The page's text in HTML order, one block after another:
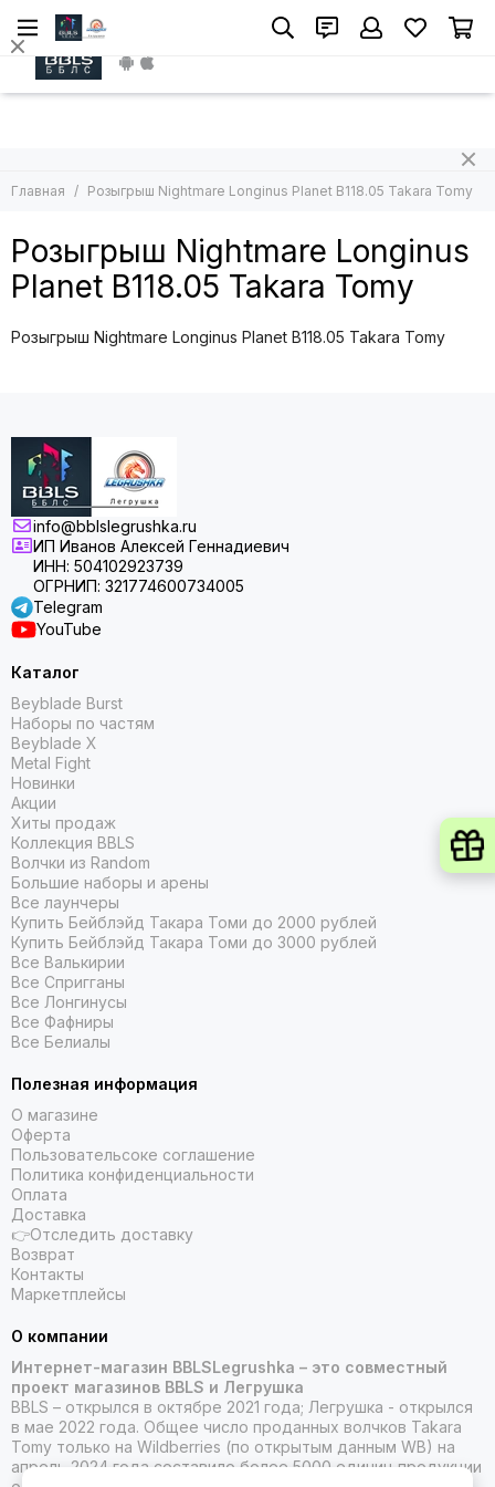
Главная Розыгрыш Nightmare Longinus Planet B118.05 Takara Tomy
Розыгрыш Nightmare Longinus
Planet B118.05 Takara Tomy
Розыгрыш Nightmare Longinus Planet B118.05 Takara Tomy
info@bblslegrushka.ru
ИП Иванов Алексей Геннадиевич
ИНН: 504102923739
ОГРНИП: 321774600734005
Telegram
YouTube
Каталог
Beyblade Burst
Наборы по частям
Beyblade X
Metal Fight
Новинки
Акции
Хиты продаж
Коллекция BBLS
Волчки из Random
Большие наборы и арены
Все лаунчеры
Купить Бейблэйд Такара Томи до 2000 рублей
Купить Бейблэйд Такара Томи до 3000 рублей
Все Валькирии
Все Спригганы
Все Лонгинусы
Все Фафниры
Все Белиалы
Полезная информация
О магазине
Оферта
Пользовательсоке соглашение
Политика конфиденциальности
Оплата
Доставка
👉Отследить доставку
Возврат
Контакты
Маркетплейсы
О компании
Интернет-магазин BBLSLegrushka – это совместный
проект магазинов BBLS и Легрушка
BBLS – открылся в октябре 2021 года; Легрушка - открылся
в мае 2022 года. Общее число проданных волчков Takara
Tomy только на Wildberries (по открытым данным WB) на
апрель 2024 года составило более 5000 единиц продукции